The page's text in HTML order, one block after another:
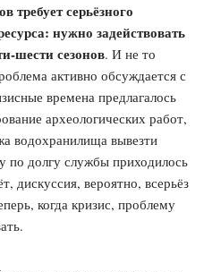
требует серьёзного
нужно задействовать
шести сезонов. И не то
активно обсуждается с
времена предлагалось
археологических работ,
водохранилища вывезти
долгу службы приходилось
дискуссия, вероятно, всерьёз
когда кризис, проблему